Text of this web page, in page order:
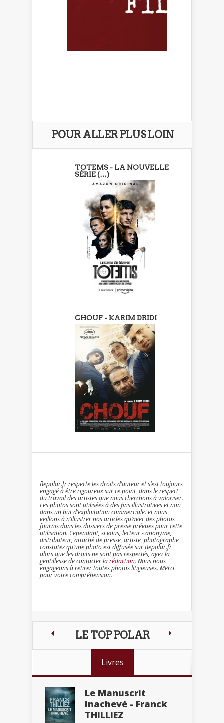
POUR ALLER PLUS LOIN
TOTEMS - LA NOUVELLE
SÉRIE (…)
CHOUF - KARIM DRIDI
Bepolar.fr respecte les droits d’auteur et s’est toujours
engagé à être rigoureux sur ce point, dans le respect
du travail des artistes que nous cherchons à valoriser.
Les photos sont utilisées à des fins illustratives et non
dans un but d’exploitation commerciale. et nous
veillons à n’illustrer nos articles qu’avec des photos
fournis dans les dossiers de presse prévues pour cette
utilisation. Cependant, si vous, lecteur - anonyme,
distributeur, attaché de presse, artiste, photographe
constatez qu’une photo est diffusée sur Bepolar.fr
alors que les droits ne sont pas respectés, ayez la
gentillesse de contacter larédaction. Nous nous
engageons à retirer toutes photos litigieuses. Merci
pour votre compréhension.
LE TOP POLAR
Livres
Le Manuscrit
inachevé - Franck
THILLIEZ